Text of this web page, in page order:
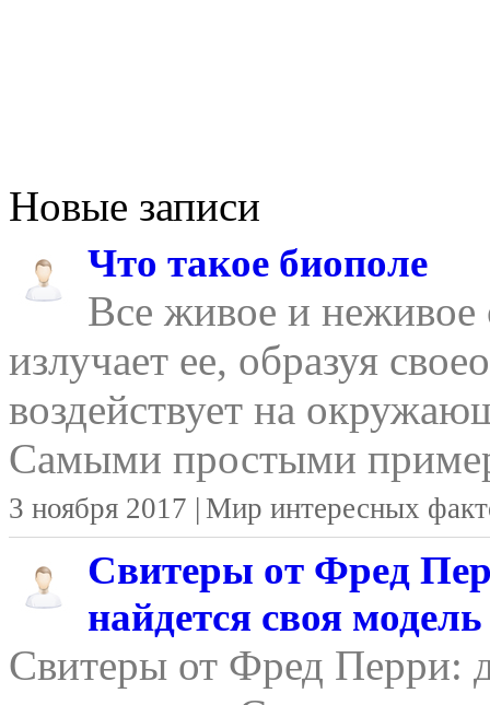
Новые записи
Что такое биополе
Все живое и неживое
излучает ее, образуя
воздействует на
Самыми простыми
3 ноября 2017 | Мир интересных
Свитеры от Фред
найдется своя модель
Свитеры от Фред Перри: